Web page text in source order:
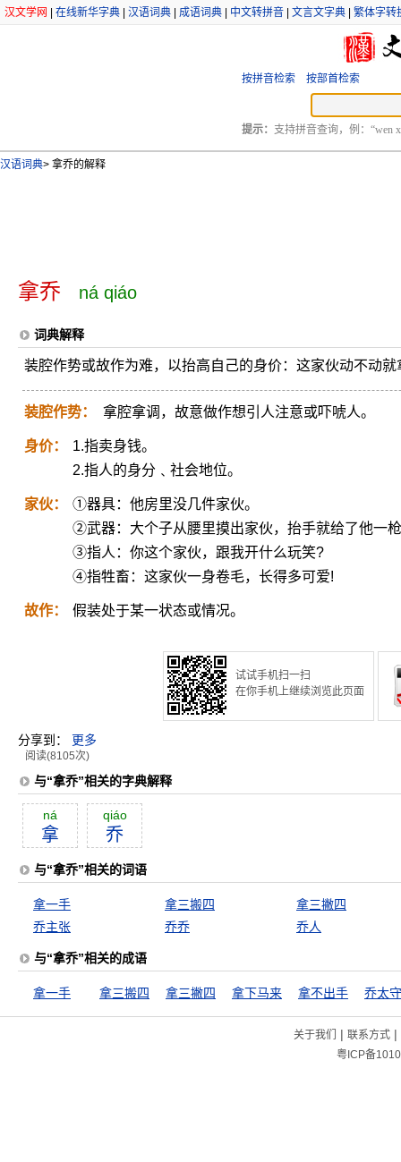
汉文学网 在线新华字典 汉语词典 成语词典 中文转拼音 文言文字典 繁体字转
按拼音检索 按部首检索
提示： 支持拼音查询，例：“wen
汉语词典> 拿乔的解释
拿乔 ná qiáo
词典解释
装腔作势或故作为难，以抬高自己的身价：这家伙动不动就
装腔作势： 拿腔拿调，故意做作想引人注意或吓唬人。
身价：
1.指卖身钱。
2.指人的身分﹑社会地位。
家伙：
①器具：他房里没几件家伙。
②武器：大个子从腰里摸出家伙，抬手就给了他一
③指人：你这个家伙，跟我开什么玩笑?
④指牲畜：这家伙一身卷毛，长得多可爱!
故作： 假装处于某一状态或情况。
试试手机扫一扫
在你手机上继续浏览此页面
分享到： 更多
阅读(8105次)
与“拿乔”相关的字典解释
ná
拿
qiáo
乔
与“拿乔”相关的词语
拿一手 拿三搬四
拿三撇四
乔主张
乔乔 乔人
与“拿乔”相关的成语
拿一手 拿三搬四 拿三撇四 拿下马来 拿不出手
关于我们 | 联系方式|
粤ICP备